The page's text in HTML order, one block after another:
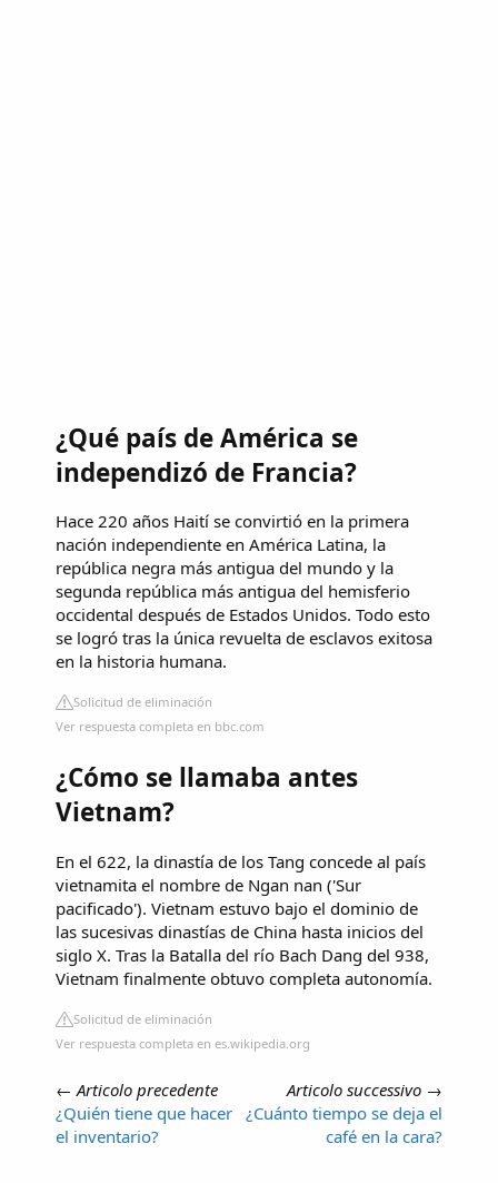
¿Qué país de América se
independizó de Francia?
Hace 220 años Haití se convirtió en la primera
nación independiente en América Latina, la
república negra más antigua del mundo y la
segunda república más antigua del hemisferio
occidental después de Estados Unidos. Todo esto
se logró tras la única revuelta de esclavos exitosa
en la historia humana.
Solicitud de eliminación
Ver respuesta completa en bbc.com
¿Cómo se llamaba antes
Vietnam?
En el 622, la dinastía de los Tang concede al país
vietnamita el nombre de Ngan nan ('Sur
pacificado'). Vietnam estuvo bajo el dominio de
las sucesivas dinastías de China hasta inicios del
siglo X. Tras la Batalla del río Bach Dang del 938,
Vietnam finalmente obtuvo completa autonomía.
Solicitud de eliminación
Ver respuesta completa en es.wikipedia.org
← Articolo precedente
¿Quién tiene que hacer
el inventario?
Articolo successivo →
¿Cuánto tiempo se deja el
café en la cara?